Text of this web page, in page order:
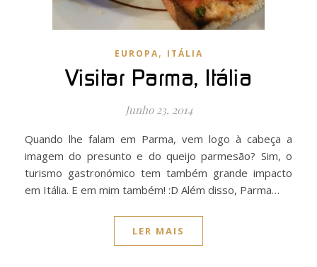
EUROPA, ITÁLIA
Visitar Parma, Itália
Junho 23, 2014
Quando lhe falam em Parma, vem logo à cabeça a
imagem do presunto e do queijo parmesão? Sim, o
turismo gastronómico tem também grande impacto
em Itália. E em mim também! :D Além disso, Parma…
LER MAIS